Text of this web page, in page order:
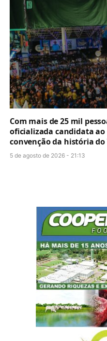
Com mais de 25 mil
oficializada candidata
convenção da história
5 de agosto de 2026 - 21:13